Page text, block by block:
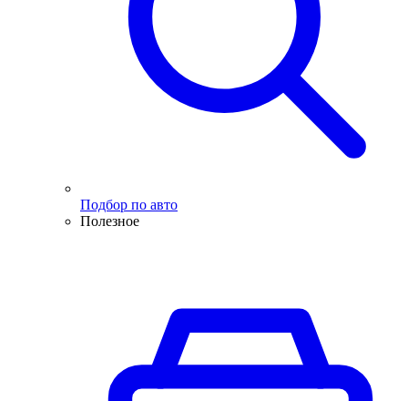
Подбор по авто
Полезное